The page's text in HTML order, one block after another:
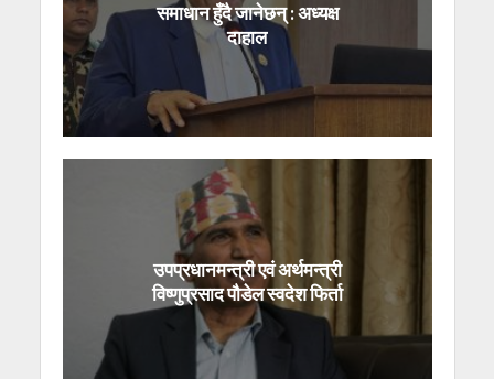
समाधान हुँदै जानेछन् : अध्यक्ष
दाहाल
उपप्रधानमन्त्री एवं अर्थमन्त्री
विष्णुप्रसाद पौडेल स्वदेश फिर्ता